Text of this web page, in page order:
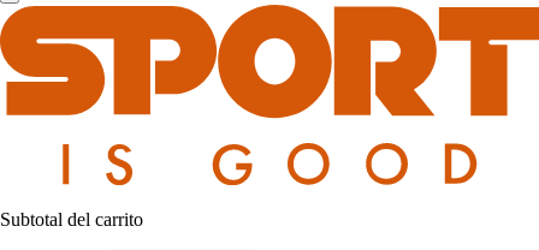
Subtotal del carrito